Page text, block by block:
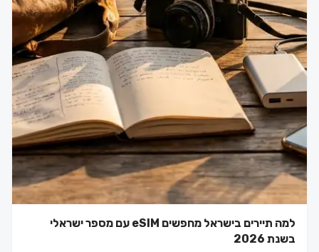
למה תיירים בישראל מחפשים eSIM עם מספר ישראלי
בשנת 2026